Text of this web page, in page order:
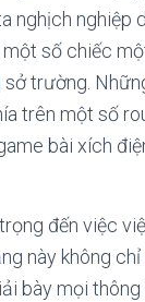
nghịch
số chiếc
trường.
trên một số
bài xích
đến việc
này không
bày mọi